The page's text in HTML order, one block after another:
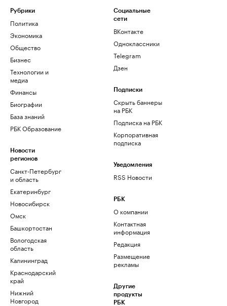
Рубрики
Политика
Экономика
Общество
Бизнес
Технологии и
медиа
Финансы
Биографии
База знаний
РБК Образование
Новости
регионов
Санкт-Петербург
и область
Екатеринбург
Новосибирск
Омск
Башкортостан
Вологодская
область
Калининград
Краснодарский
край
Нижний
Новгород
Социальные
сети
ВКонтакте
Одноклассники
Telegram
Дзен
Подписки
Скрыть баннеры
на РБК
Подписка на РБК
Корпоративная
подписка
Уведомления
RSS Новости
РБК
О компании
Контактная
информация
Редакция
Размещение
рекламы
Другие
продукты
РБК